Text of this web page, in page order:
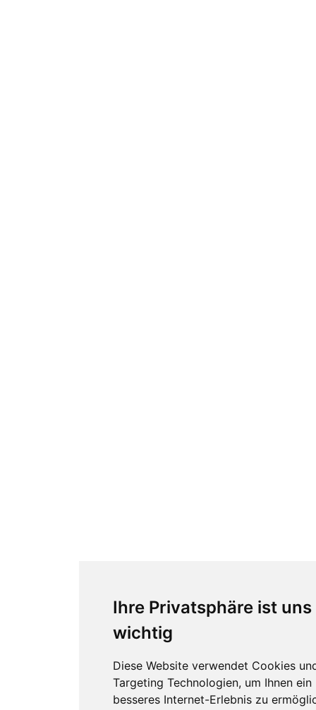
Ihre Privatsphäre ist uns
wichtig
Diese Website verwendet Cookies
Targeting Technologien, um Ihnen ein
besseres Internet-Erlebnis zu